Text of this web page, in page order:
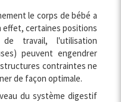
le corps de bébé a
effet, certaines positions
travail, l'utilisation
peuvent engendrer
structures contraintes ne
de façon optimale.
du système digestif